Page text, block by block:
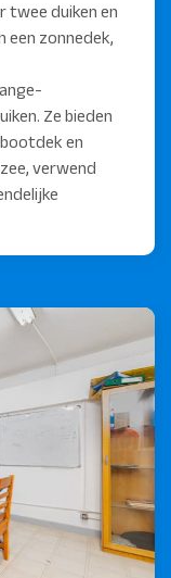
twee duiken en
een zonnedek,
Ze bieden
en
verwend